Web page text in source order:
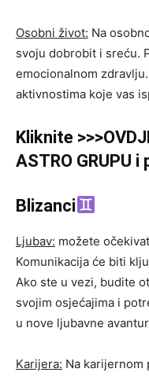
Osobni život: Na
svoju dobrobit i sreću.
emocionalnom
aktivnostima koje vas
Kliknite
ASTRO GRUPU
Blizanci
Ljubav: možete
Komunikacija će biti
Ako ste u vezi, budite
svojim osjećajima i
u nove ljubavne
Karijera: Na karijernom